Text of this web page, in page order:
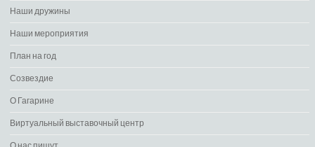
Наши дружины
Наши мероприятия
План на год
Созвездие
О Гагарине
Виртуальный выставочный центр